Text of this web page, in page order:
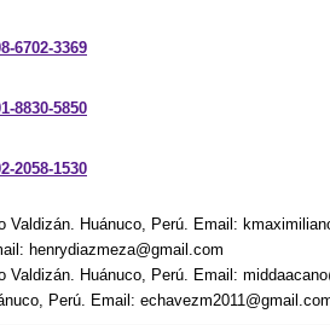
6702-3369
8830-5850
2058-1530
Valdizán. Huánuco, Perú. Email:
henrydiazmeza@gmail.com
Valdizán. Huánuco, Perú. Email:
Perú. Email: